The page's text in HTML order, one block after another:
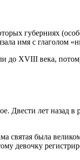
губерниях
имя с глаголом
до XVIII века,
Двести лет назад
святая была
девочку